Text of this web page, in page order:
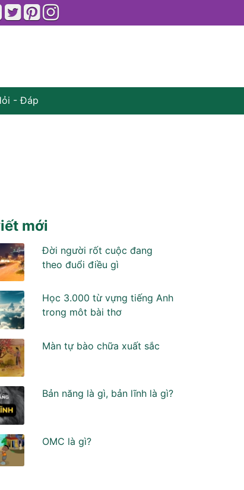
- Đáp
mới
Đời người rốt cuộc đang
theo đuổi điều gì
Học 3.000 từ vựng tiếng Anh
trong môt bài thơ
Màn tự bào chữa xuất sắc
Bản năng là gì, bản lĩnh là gì?
OMC là gì?